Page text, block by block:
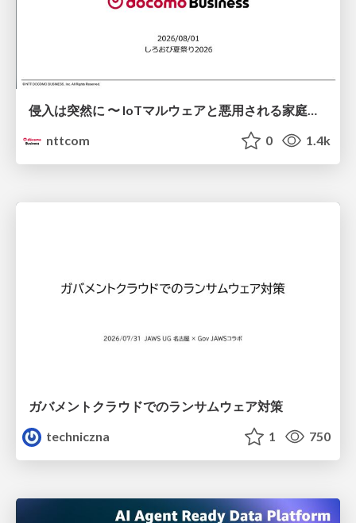
侵入は突然に 〜 IoTマルウェアと悪用される家庭の機器 ～ / When Intrusion Strikes: IoT Malware and the Abuse of Home Devices
nttcom
0 1.4k
ガバメントクラウドでのランサムウェア対策
techniczna
1 750